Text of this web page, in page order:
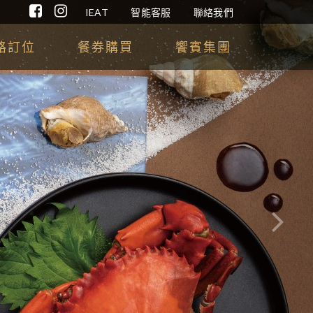
IEAT 智能客服 聯絡我們
訂位 餐券購買 饗賓集團